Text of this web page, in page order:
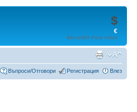
$
€
BitcoinBG Price Index
Въпроси/Отговори Регистрация Влез